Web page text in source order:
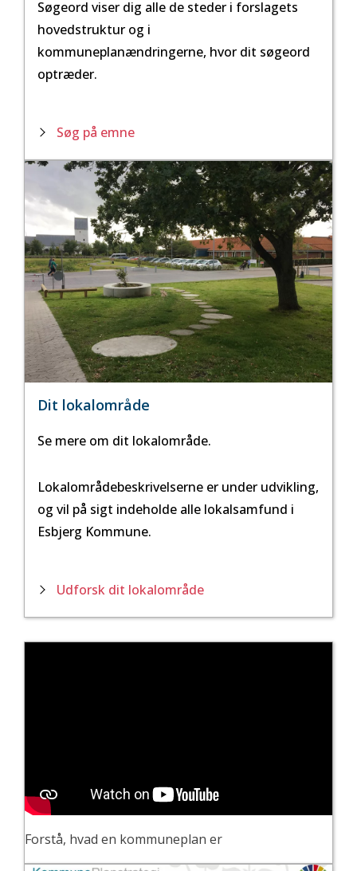
Søgeord viser dig alle de steder i forslagets
hovedstruktur og i
kommuneplanændringerne, hvor dit søgeord
optræder.
Søg på emne
Dit lokalområde
Se mere om dit lokalområde.
Lokalområdebeskrivelserne er under udvikling,
og vil på sigt indeholde alle lokalsamfund i
Esbjerg Kommune.
Udforsk dit lokalområde
Forstå, hvad en kommuneplan er